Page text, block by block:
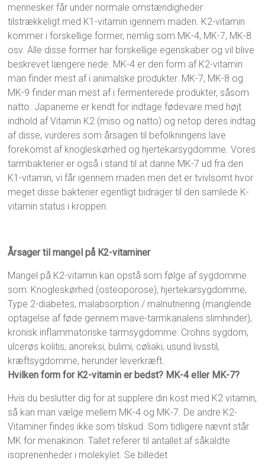
mennesker får under normale omstændigheder
tilstrækkeligt med K1-vitamin igennem maden. K2-vitamin
kommer i forskellige former, nemlig som MK-4, MK-7, MK-8
osv. Alle disse former har forskellige egenskaber og vil blive
beskrevet længere nede. MK-4 er den form af K2-vitamin
man finder mest af i animalske produkter. MK-7, MK-8 og
MK-9 finder man mest af i fermenterede produkter, såsom
natto. Japanerne er kendt for indtage fødevare med højt
indhold af Vitamin K2 (miso og natto) og netop deres indtag
af disse, vurderes som årsagen til befolkningens lave
forekomst af knogleskørhed og hjertekarsygdomme. Vores
tarmbakterier er også i stand til at danne MK-7 ud fra den
K1-vitamin, vi får igennem maden men det er tvivlsomt hvor
meget disse bakterier egentligt bidrager til den samlede K-
vitamin status i kroppen.
Årsager til mangel på K2-vitaminer
Mangel på K2-vitamin kan opstå som følge af sygdomme
som: Knogleskørhed (osteoporose), hjertekarsygdomme,
Type 2-diabetes, malabsorption / malnutriering (manglende
optagelse af føde gennem mave-tarmkanalens slimhinder),
kronisk inflammatoriske tarmsygdomme: Crohns sygdom,
ulcerøs kolitis, anoreksi, bulimi, cøliaki, usund livsstil,
kræftsygdomme, herunder leverkræft.
Hvilken form for K2-vitamin er bedst? MK-4 eller MK-7?
Hvis du beslutter dig for at supplere din kost med K2 vitamin,
så kan man vælge mellem MK-4 og MK-7. De andre K2-
Vitaminer findes ikke som tilskud. Som tidligere nævnt står
MK for menakinon. Tallet referer til antallet af såkaldte
isoprenenheder i molekylet. Se billedet